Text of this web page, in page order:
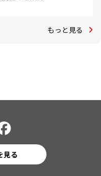
もっと見る
見る